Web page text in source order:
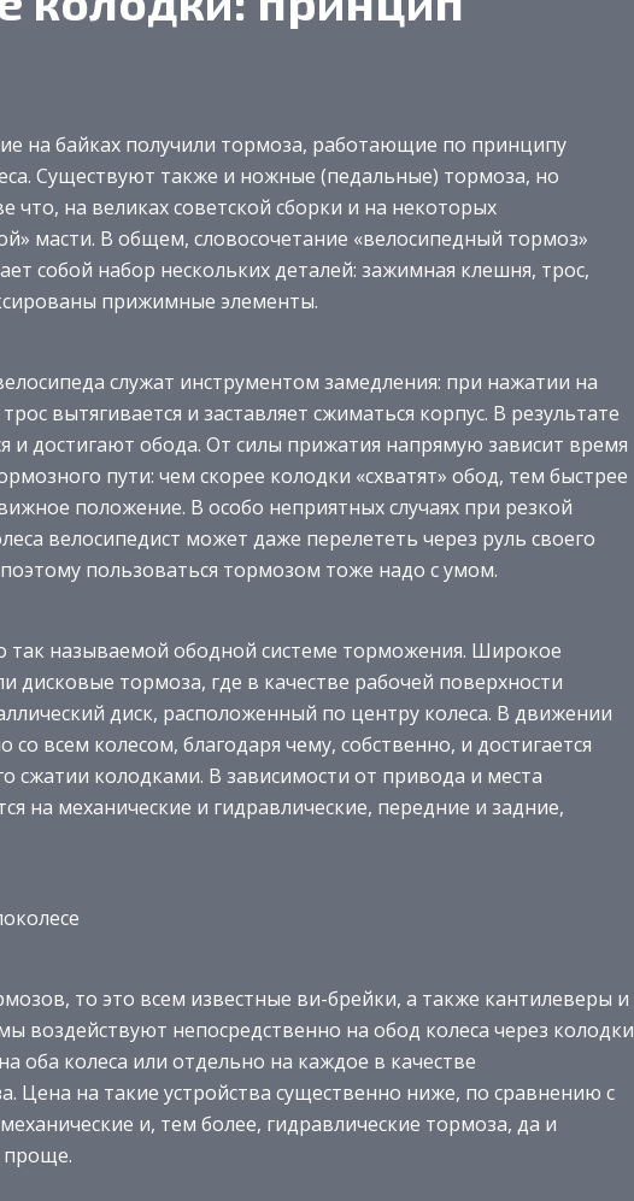
на байках получили тормоза, работающие по принципу
Существуют также и ножные (педальные) тормоза, но
что, на великах советской сборки и на некоторых
масти. В общем, словосочетание «велосипедный тормоз»
собой набор нескольких деталей: зажимная клешня, трос,
прижимные элементы.
служат инструментом замедления: при нажатии на
вытягивается и заставляет сжиматься корпус. В результате
и достигают обода. От силы прижатия напрямую зависит время
пути: чем скорее колодки «схватят» обод, тем быстрее
положение. В особо неприятных случаях при резкой
велосипедист может даже перелететь через руль своего
пользоваться тормозом тоже надо с умом.
называемой ободной системе торможения. Широкое
дисковые тормоза, где в качестве рабочей поверхности
диск, расположенный по центру колеса. В движении
со всем колесом, благодаря чему, собственно, и достигается
сжатии колодками. В зависимости от привода и места
на механические и гидравлические, передние и задние,
то это всем известные ви-брейки, а также кантилеверы и
воздействуют непосредственно на обод колеса через колодки
оба колеса или отдельно на каждое в качестве
Цена на такие устройства существенно ниже, по сравнению с
и, тем более, гидравлические тормоза, да и
проще.